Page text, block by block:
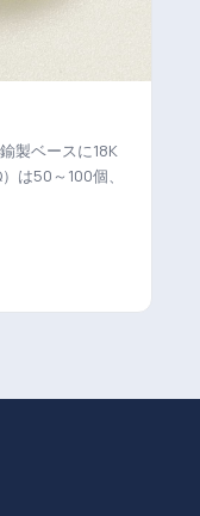
製ベースに18K
は50～100個、